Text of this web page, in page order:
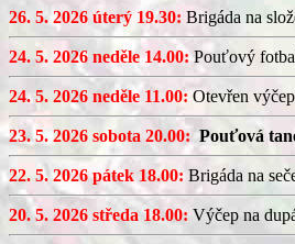
26. 5. 2026 úterý 19.30: Brigáda na
24. 5. 2026 neděle 14.00:Pouťový
24. 5. 2026 neděle 11.00: Otevřen
23. 5. 2026 sobota 20.00: Pouťová
22. 5. 2026 pátek 18.00: Brigáda na
20. 5. 2026 středa 18.00: Výčep na